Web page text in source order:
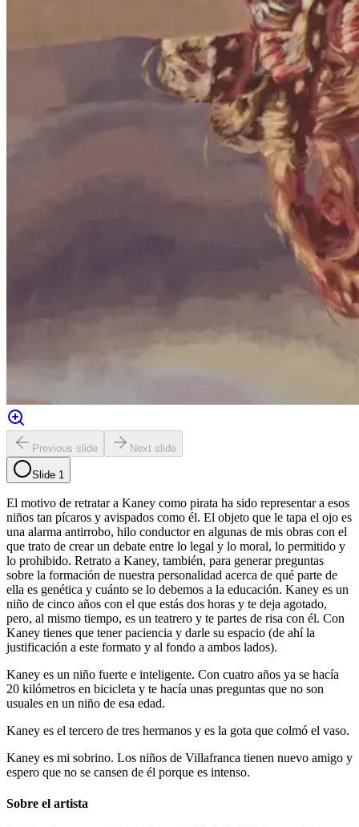
Previous slide Next slide
Slide 1
El motivo de retratar a Kaney como pirata ha sido representar a esos
niños tan pícaros y avispados como él. El objeto que le tapa el ojo es
una alarma antirrobo, hilo conductor en algunas de mis obras con el
que trato de crear un debate entre lo legal y lo moral, lo permitido y
lo prohibido. Retrato a Kaney, también, para generar preguntas
sobre la formación de nuestra personalidad acerca de qué parte de
ella es genética y cuánto se lo debemos a la educación. Kaney es un
niño de cinco años con el que estás dos horas y te deja agotado,
pero, al mismo tiempo, es un teatrero y te partes de risa con él. Con
Kaney tienes que tener paciencia y darle su espacio (de ahí la
justificación a este formato y al fondo a ambos lados).
Kaney es un niño fuerte e inteligente. Con cuatro años ya se hacía
20 kilómetros en bicicleta y te hacía unas preguntas que no son
usuales en un niño de esa edad.
Kaney es el tercero de tres hermanos y es la gota que colmó el vaso.
Kaney es mi sobrino. Los niños de Villafranca tienen nuevo amigo y
espero que no se cansen de él porque es intenso.
Sobre el artista